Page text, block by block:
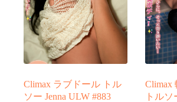
Climax ラブドール トル
ソー Jenna ULW #883
Climax
トル